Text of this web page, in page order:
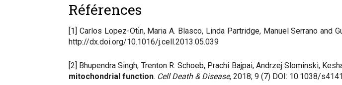
Références
[1] Carlos Lopez-Otı́n, Maria A. Blasco, Linda Partridge, Manuel Serrano
http://dx.doi.org/10.1016/j.cell.2013.05.039
[2] Bhupendra Singh, Trenton R. Schoeb, Prachi Bajpai, Andrzej Slominski,
mitochondrial function. Cell Death & Disease, 2018; 9 (7) DOI: 10.1038/